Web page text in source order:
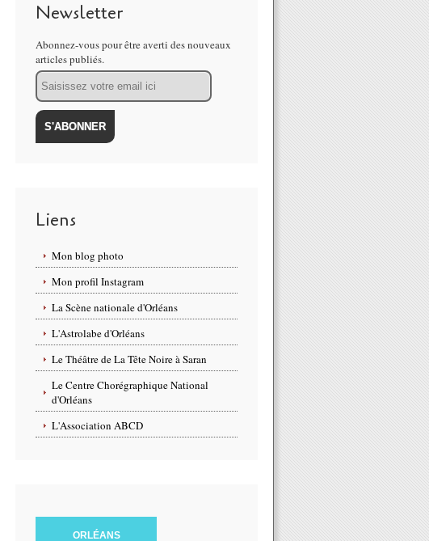
Newsletter
Abonnez-vous pour être averti des nouveaux
articles publiés.
Email
Liens
Mon blog photo
Mon profil Instagram
La Scène nationale d'Orléans
L'Astrolabe d'Orléans
Le Théâtre de La Tête Noire à Saran
Le Centre Chorégraphique National
d'Orléans
L'Association ABCD